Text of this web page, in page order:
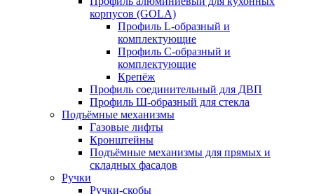
корпусов (GOLA)
Профиль L-образный и
комплектующие
Профиль C-образный и
комплектующие
Крепёж
Профиль соединительный для ДВП
Профиль Ш-образный для стекла
Подъёмные механизмы
Газовые лифты
Кронштейны
Подъёмные механизмы для прямых и
складных фасадов
Ручки
Ручки-скобы